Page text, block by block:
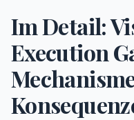
Im Detail:
Execution